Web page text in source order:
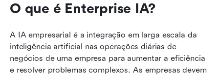
O que é Enterprise IA?
A IA empresarial é a integração em larga escala da
inteligência artificial nas operações diárias de
negócios de uma empresa para aumentar a eficiência
e resolver problemas complexos. As empresas devem